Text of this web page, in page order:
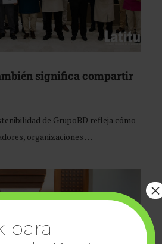
significa compartir
de GrupoBD refleja cómo
organizaciones …
para
×